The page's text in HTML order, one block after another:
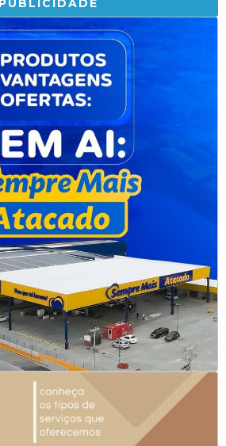
PUBLICIDADE